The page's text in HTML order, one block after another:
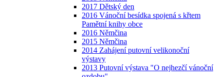
2017 Dětský den
2016 Vánoční besídka spojená s křtem
Pamětní knihy obce
2016 Němčina
2015 Němčina
2014 Zahájení putovní velikonoční
výstavy
2013 Putovní výstava "O nejhezčí vánoční